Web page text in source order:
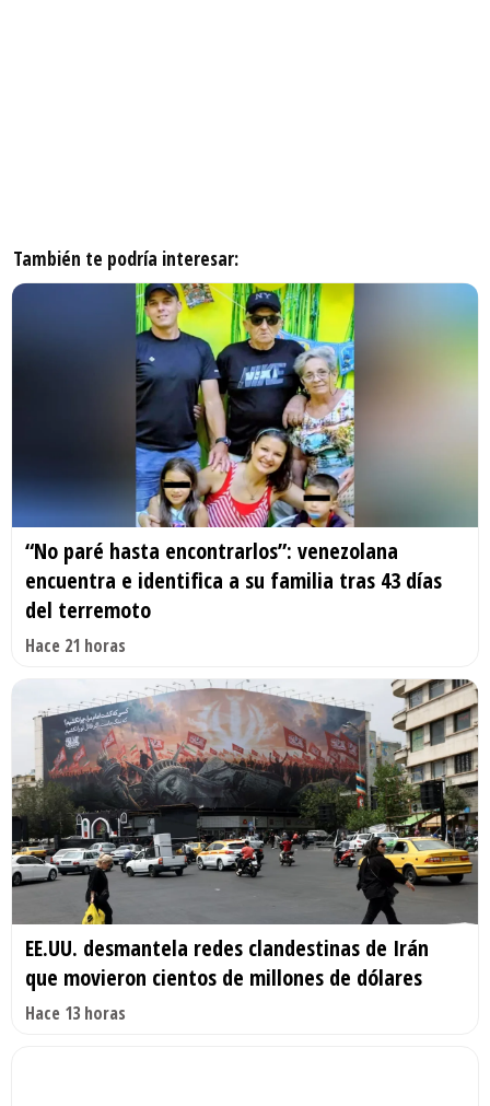
También te podría interesar:
“No paré hasta encontrarlos”: venezolana
encuentra e identifica a su familia tras 43 días
del terremoto
Hace 21 horas
EE.UU. desmantela redes clandestinas de Irán
que movieron cientos de millones de dólares
Hace 13 horas